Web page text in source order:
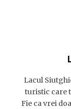
Lacul
turistic care
Fie ca vrei